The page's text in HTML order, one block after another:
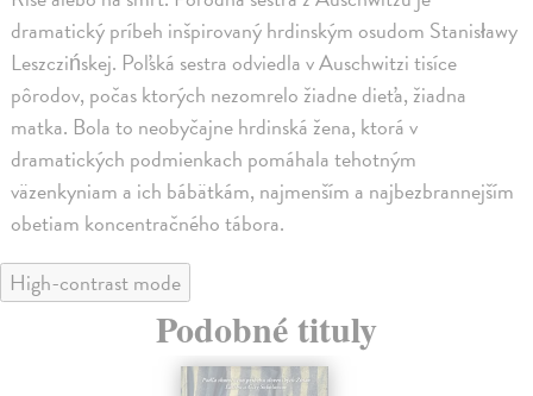
dramatický príbeh inšpirovaný hrdinským osudom Stanisławy
Leszczińskej. Poľská sestra odviedla v Auschwitzi tisíce
pôrodov, počas ktorých nezomrelo žiadne dieťa, žiadna
matka. Bola to neobyčajne hrdinská žena, ktorá v
dramatických podmienkach pomáhala tehotným
väzenkyniam a ich bábätkám, najmenším a najbezbrannejším
obetiam koncentračného tábora.
High-contrast mode
Podobné tituly